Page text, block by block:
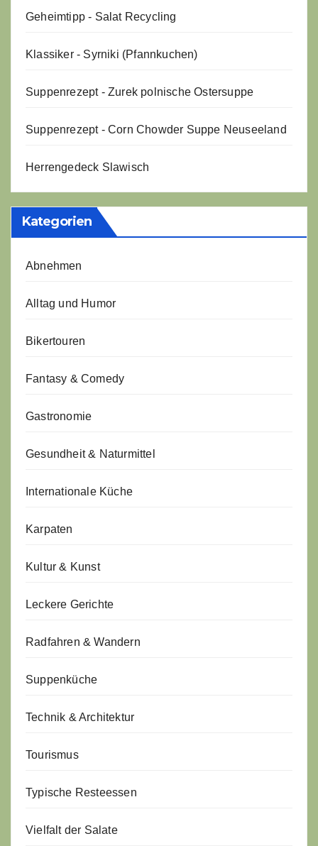
Geheimtipp - Salat Recycling
Klassiker - Syrniki (Pfannkuchen)
Suppenrezept - Zurek polnische Ostersuppe
Suppenrezept - Corn Chowder Suppe Neuseeland
Herrengedeck Slawisch
Kategorien
Abnehmen
Alltag und Humor
Bikertouren
Fantasy & Comedy
Gastronomie
Gesundheit & Naturmittel
Internationale Küche
Karpaten
Kultur & Kunst
Leckere Gerichte
Radfahren & Wandern
Suppenküche
Technik & Architektur
Tourismus
Typische Resteessen
Vielfalt der Salate